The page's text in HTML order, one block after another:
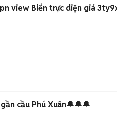
view Biển trực diện giá
🔔🔔🔔nhà đẹp 1 lầu, 3x11 đường TO 3 m, gần cầu Phú Xuân🔔🔔🔔